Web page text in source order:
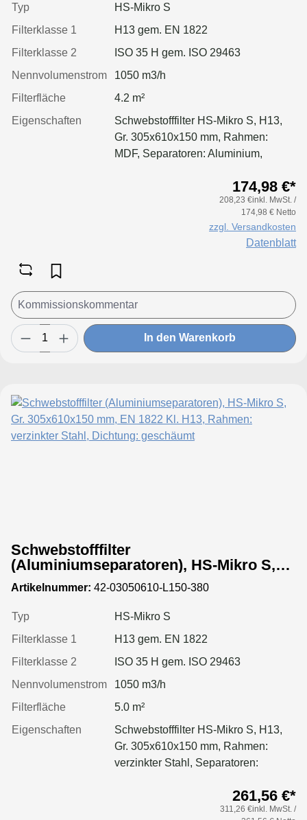
Typ
HS-Mikro S
Filterklasse 1
H13 gem. EN 1822
Filterklasse 2
ISO 35 H gem. ISO 29463
Nennvolumenstrom
1050 m3/h
Filterfläche
4.2 m²
Eigenschaften
Schwebstofffilter HS-Mikro S, H13,
Gr. 305x610x150 mm, Rahmen:
MDF, Separatoren: Aluminium,
174,98 €*
208,23 €inkl. MwSt. /
174,98 € Netto
zzgl. Versandkosten
Datenblatt
In den Warenkorb
Schwebstofffilter
(Aluminiumseparatoren), HS-Mikro S,
Gr. 305x610x150 mm, EN 1822 Kl. H13,
Rahmen: verzinkter Stahl, Dichtung:
geschäumt
Artikelnummer: 42-03050610-L150-380
Typ
HS-Mikro S
Filterklasse 1
H13 gem. EN 1822
Filterklasse 2
ISO 35 H gem. ISO 29463
Nennvolumenstrom
1050 m3/h
Filterfläche
5.0 m²
Eigenschaften
Schwebstofffilter HS-Mikro S, H13,
Gr. 305x610x150 mm, Rahmen:
verzinkter Stahl, Separatoren:
261,56 €*
311,26 €inkl. MwSt. /